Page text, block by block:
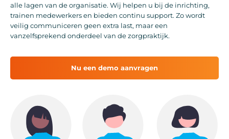
alle lagen van de organisatie. Wij helpen u bij de inrichting,
trainen medewerkers en bieden continu support. Zo wordt
veilig communiceren geen extra last, maar een
vanzelfsprekend onderdeel van de zorgpraktijk.
Nu een demo aanvragen